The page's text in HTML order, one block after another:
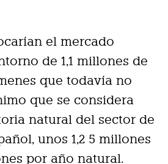
el mercado
de 1,1 millones de
que todavía no
que se considera
natural del sector de
unos 1,2 5 millones
por año natural.